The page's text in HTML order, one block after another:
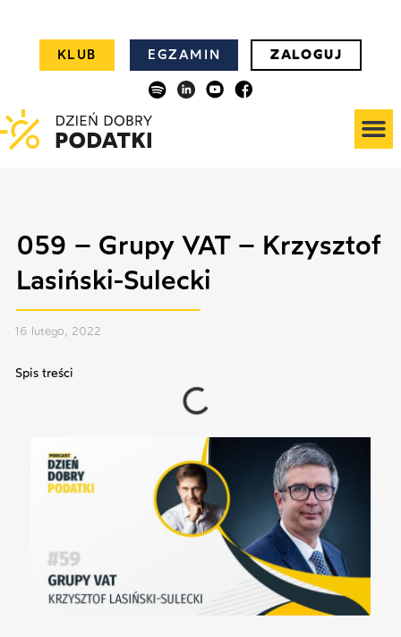
KLUB EGZAMIN ZALOGUJ
059 – Grupy VAT – Krzysztof
Lasiński-Sulecki
16 lutego, 2022
Spis treści